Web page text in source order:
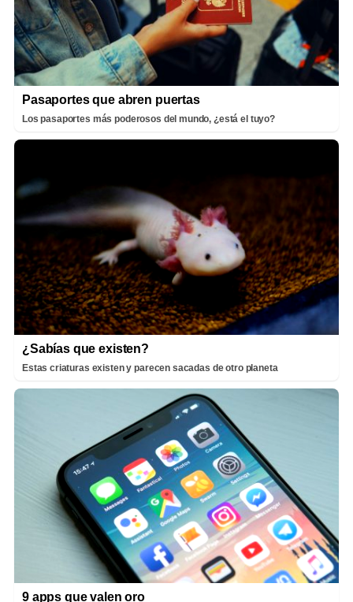
Pasaportes que abren puertas
Los pasaportes más poderosos del mundo, ¿está el tuyo?
¿Sabías que existen?
Estas criaturas existen y parecen sacadas de otro planeta
9 apps que valen oro